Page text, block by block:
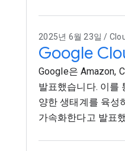
2025년 6월 23일 /
Google
Google은 Amazon,
발표했습니다. 이를
양한 생태계를 육성
가속화한다고 발표